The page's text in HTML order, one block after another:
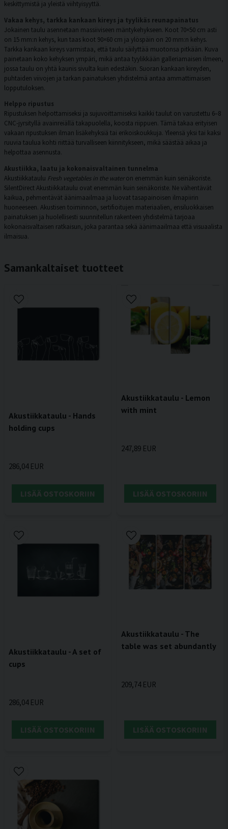
keskittymistä ja yleistä viihtyisyyttä.
Vakaa kehys, tarkka kankaan kireys ja tyylikäs reunapainatus
Jokainen taulu asennetaan massiiviseen mäntykehykseen. Koot 70×50 cm asti
on 15 mm:n kehys, kun taas koot 90×60 cm ja ylöspäin on 20 mm:n kehys.
Tarkka kankaan kireys varmistaa, että taulu säilyttää muotonsa pitkään. Kuva
painetaan koko kehyksen ympäri, mikä antaa tyylikkään galleriamaisen ilmeen,
jossa taulu on yhtä kaunis sivulta kuin edestäkin. Suoran kankaan kireyden,
puhtaiden viivojen ja tarkan painatuksen yhdistelmä antaa ammattimaisen
lopputuloksen.
Helppo ripustus
Ripustuksen helpottamiseksi ja sujuvoittamiseksi kaikki taulut on varustettu 6–8
CNC-jyrsityllä avainreiällä takapuolella, koosta riippuen. Tämä takaa erityisen
vakaan ripustuksen ilman lisäkehyksiä tai erikoiskoukkuja. Yleensä yksi tai kaksi
ruuvia taulua kohti riittää turvalliseen kiinnitykseen, mikä säästää aikaa ja
helpottaa asennusta.
Akustiikka, laatu ja kokonaisvaltainen tunnelma
Akustiikkataulu Fresh vegetables in the wateron enemmän kuin seinäkoriste.
SilentDirect Akustiikkataulu ovat enemmän kuin seinäkoriste. Ne vähentävät
kaikua, pehmentävät äänimaailmaa ja luovat tasapainoisen ilmapiirin
huoneeseen. Akustisen toiminnon, sertifioitujen materiaalien, ensiluokkaisen
painatuksen ja huolellisesti suunnitellun rakenteen yhdistelmä tarjoaa
kokonaisvaltaisen ratkaisun, joka parantaa sekä äänimaailmaa että visuaalista
ilmaisua.
Samankaltaiset tuotteet
Akustiikkataulu - Hands
holding cups
286,04 EUR
LISÄÄ OSTOSKORIIN
Akustiikkataulu - Lemon
with mint
247,89 EUR
LISÄÄ OSTOSKORIIN
Akustiikkataulu - A set of
cups
286,04 EUR
LISÄÄ OSTOSKORIIN
Akustiikkataulu - The
table was set abundantly
209,74 EUR
LISÄÄ OSTOSKORIIN